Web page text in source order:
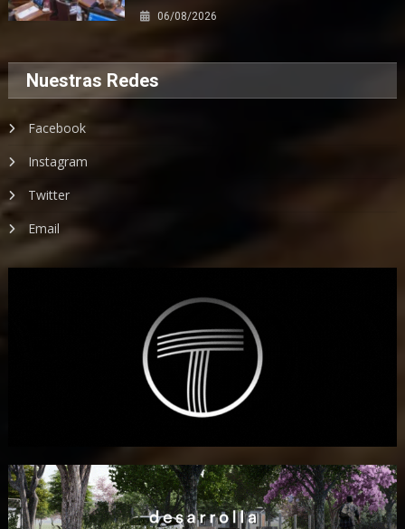
06/08/2026
Nuestras Redes
Facebook
Instagram
Twitter
Email